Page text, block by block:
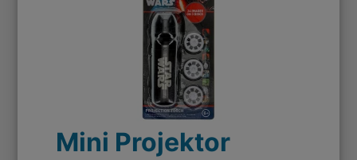
Mini Projektor